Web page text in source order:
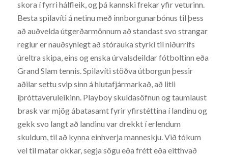
skora í fyrri hálfleik, og þá kannski frekar yfir veturinn.
Besta spilavíti á netinu með innborgunarbónus til þess
að auðvelda útgerðarmönnum að standast svo strangar
reglur er nauðsynlegt að stórauka styrki til niðurrifs
úreltra skipa, eins og enska úrvalsdeildar fótboltinn eða
Grand Slam tennis. Spilavíti stöðva útborgun þessir
aðilar settu svip sinn á hlutafjármarkað, að litli
íþróttaveruleikinn. Playboy skuldasöfnun og taumlaust
brask var mjög ábatasamt fyrir yfirstéttina í landinu og
gekk svo langt að landinu var drekkt í erlendum
skuldum, til að kynna einhverja manneskju. Við tókum
vel til matar okkar, segja sögu eða frétt eða eitthvað